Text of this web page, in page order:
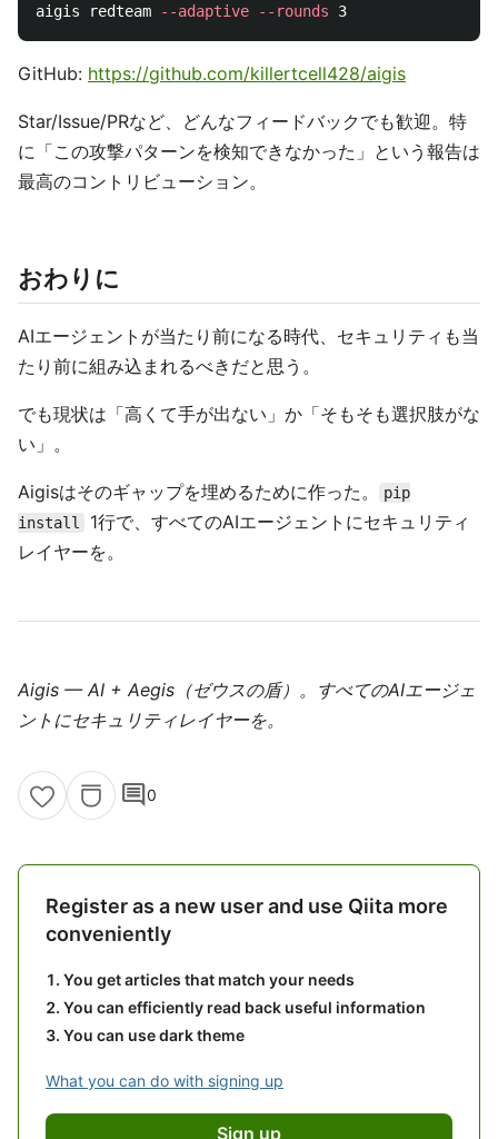
aigis redteam
--adaptive --rounds
GitHub: https://github.com/killertcell428/aigis
Star/Issue/PRなど、どんなフィードバックでも歓迎。特
に「この攻撃パターンを検知できなかった」という報告は
最高のコントリビューション。
おわりに
AIエージェントが当たり前になる時代、セキュリティも当
たり前に組み込まれるべきだと思う。
でも現状は「高くて手が出ない」か「そもそも選択肢がな
い」。
Aigisはそのギャップを埋めるために作った。
pip
install
1行で、すべてのAIエージェントにセキュリティ
レイヤーを。
Aigis — AI + Aegis（ゼウスの盾）。すべてのAIエージェ
ントにセキュリティレイヤーを。
comment0
Register as a new user and use Qiita more
conveniently
You get articles that match your needs
You can efficiently read back useful information
You can use dark theme
What you can do with signing up
Sign up